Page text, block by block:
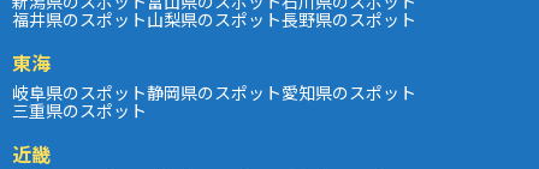
福井県のスポット山梨県のスポット長野県のスポット
東海
岐阜県のスポット静岡県のスポット愛知県のスポット
三重県のスポット
近畿